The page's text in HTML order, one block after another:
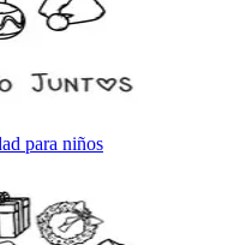
para niños